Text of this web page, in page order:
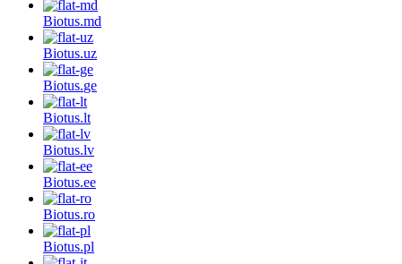
Biotus.md
Biotus.uz
Biotus.ge
Biotus.lt
Biotus.lv
Biotus.ee
Biotus.ro
Biotus.pl